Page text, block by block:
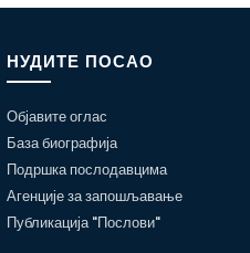
НУДИТЕ ПОСАО
Објавите оглас
База биографија
Подршка послодавцима
Агенције за запошљавање
Публикација "Послови"